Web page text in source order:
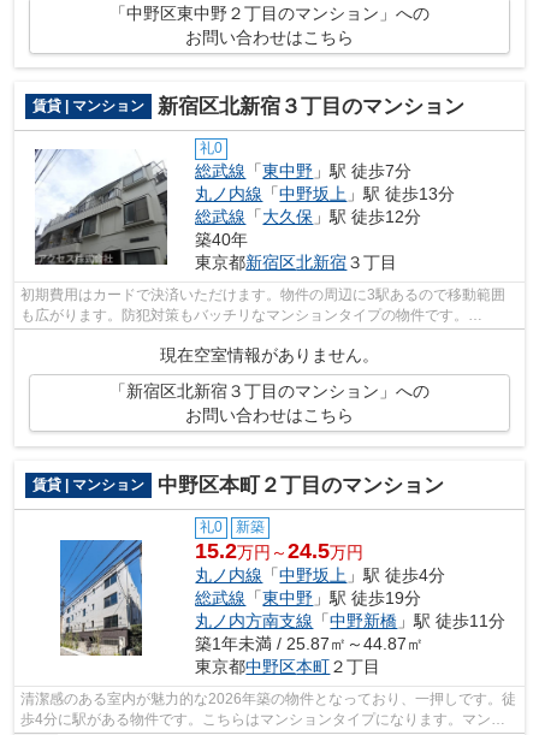
「中野区東中野２丁目のマンション」への
お問い合わせはこちら
賃貸 | マンション 新宿区北新宿３丁目のマンション
礼0
総武線 「東中野 」駅 徒歩7分
丸ノ内線 「中野坂上 」駅 徒歩13分
総武線 「大久保 」駅 徒歩12分
築40年
東京都新宿区北新宿３丁目
初期費用はカードで決済いただけます。物件の周辺に3駅あるので移動範囲
も広がります。防犯対策もバッチリなマンションタイプの物件です。
現在空室情報がありません。
「新宿区北新宿３丁目のマンション」への
お問い合わせはこちら
賃貸 | マンション 中野区本町２丁目のマンション
礼0 新築
15.2万円～24.5万円
丸ノ内線 「中野坂上 」駅 徒歩4分
総武線 「東中野 」駅 徒歩19分
丸ノ内方南支線 「中野新橋 」駅 徒歩11分
築1年未満 / 25.87㎡～44.87㎡
東京都中野区本町２丁目
清潔感のある室内が魅力的な2026年築の物件となっており、一押しです。徒
歩4分に駅がある物件です。こちらはマンションタイプになります。マンシ